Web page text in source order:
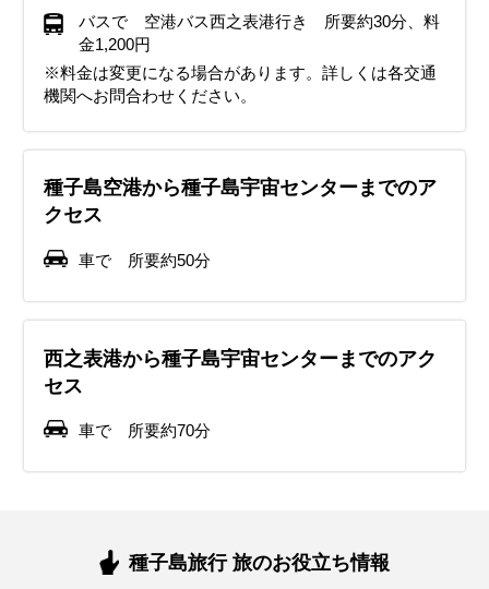
バスで 空港バス西之表港行き 所要約30分、料
金1,200円
※料金は変更になる場合があります。詳しくは各交通
機関へお問合わせください。
種子島空港から種子島宇宙センターまでのア
クセス
車で 所要約50分
西之表港から種子島宇宙センターまでのアク
セス
車で 所要約70分
種子島旅行 旅のお役立ち情報